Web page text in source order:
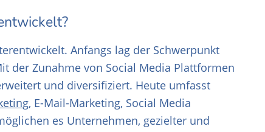
Anfangs lag der Schwerpunkt
der Zunahme von Social Media Plattformen
und diversifiziert. Heute umfasst
, E-Mail-Marketing, Social Media
es Unternehmen, gezielter und